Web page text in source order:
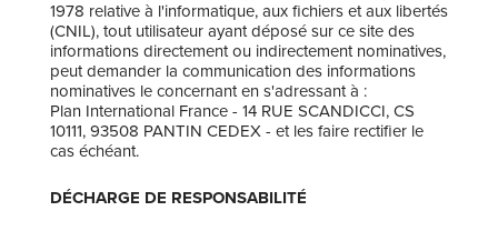
1978 relative à l'informatique, aux fichiers et aux libertés
(CNIL), tout utilisateur ayant déposé sur ce site des
informations directement ou indirectement nominatives,
peut demander la communication des informations
nominatives le concernant en s'adressant à :
Plan International France - 14 RUE SCANDICCI, CS
10111, 93508 PANTIN CEDEX - et les faire rectifier le
cas échéant.
DÉCHARGE DE RESPONSABILITÉ